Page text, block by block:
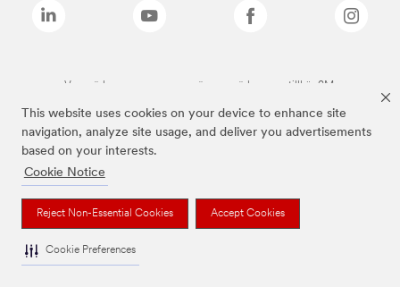
This website uses cookies on your device to enhance site
navigation, analyze site usage, and deliver you advertisements
based on your interests.
Cookie Notice
Reject Non-Essential Cookies Accept Cookies
Cookie Preferences
Varumärken som anges ovan är varumärken som tillhör 3M.